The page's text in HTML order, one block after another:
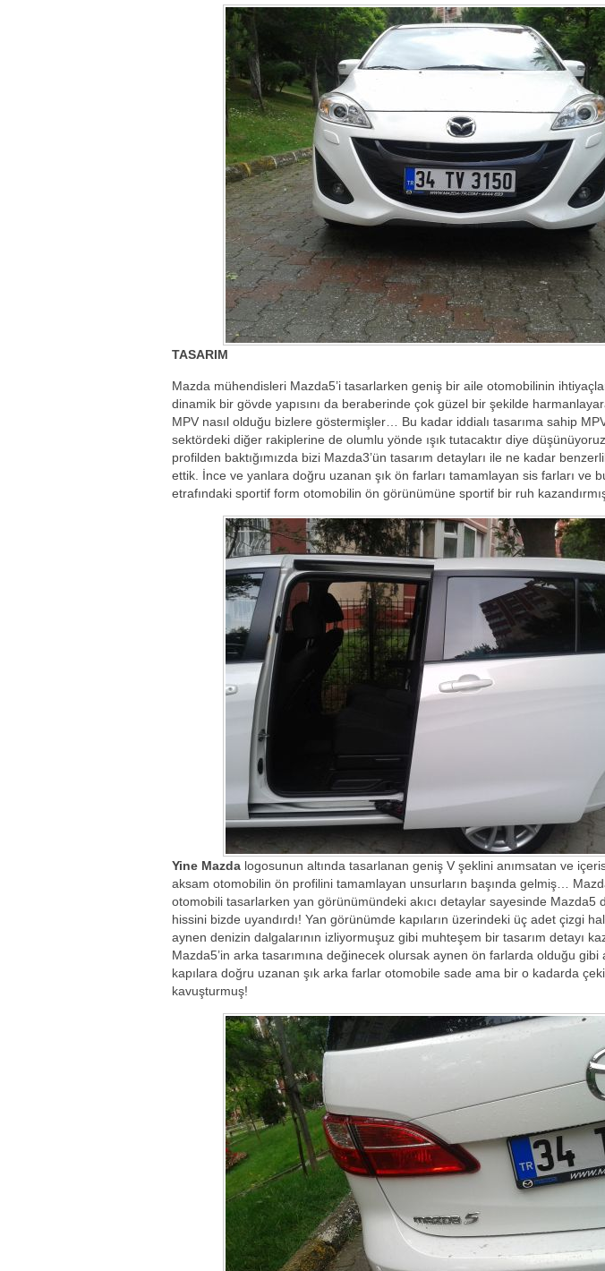
TASARIM
Mazda mühendisleri Mazda5’i tasarlarken geniş bir aile otomobilinin
dinamik bir gövde yapısını da beraberinde çok güzel bir şekilde
MPV nasıl olduğu bizlere göstermişler… Bu kadar iddialı tasarıma sahip
sektördeki diğer rakiplerine de olumlu yönde ışık tutacaktır diye
profilden baktığımızda bizi Mazda3’ün tasarım detayları ile ne kadar
ettik. İnce ve yanlara doğru uzanan şık ön farları tamamlayan sis farları ve
etrafındaki sportif form otomobilin ön görünümüne sportif bir ruh
Yine Mazda logosunun altında tasarlanan geniş V şeklini anımsatan ve
aksam otomobilin ön profilini tamamlayan unsurların başında gelmiş…
otomobili tasarlarken yan görünümündeki akıcı detaylar sayesinde Mazda5
hissini bizde uyandırdı! Yan görünümde kapıların üzerindeki üç adet çizgi
aynen denizin dalgalarının izliyormuşuz gibi muhteşem bir tasarım detayı
Mazda5’in arka tasarımına değinecek olursak aynen ön farlarda olduğu gibi
kapılara doğru uzanan şık arka farlar otomobile sade ama bir o kadarda
kavuşturmuş!